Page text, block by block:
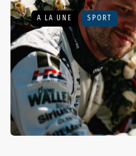
A LA UNE SPORT